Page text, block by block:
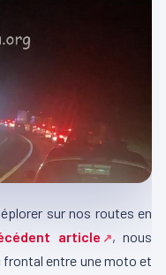
sur nos routes en
article
, nous
frontal entre une moto et